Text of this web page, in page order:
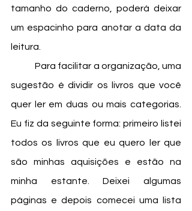
tamanho do caderno, poderá deixar
um espacinho para anotar a data da
leitura.
	Para facilitar a organização, uma
sugestão é dividir os livros que você
quer ler em duas ou mais categorias.
Eu fiz da seguinte forma: primeiro listei
todos os livros que eu quero ler que
são minhas aquisições e estão na
minha estante. Deixei algumas
páginas e depois comecei uma lista